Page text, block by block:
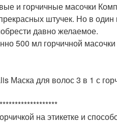
и горчичные масочки
штучек. Но в
давно желаемое.
500 мл горчичной
Маска для волос 3 в 1 с
на этикетке и